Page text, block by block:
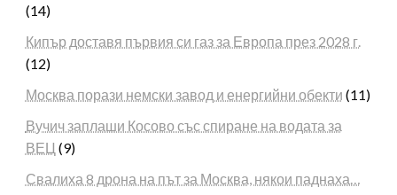
(14)
Кипър доставя първия си газ за Европа през 2028 г.
(12)
Москва порази немски завод и енергийни обекти (11)
Вучич заплаши Косово със спиране на водата за
ВЕЦ (9)
Свалиха 8 дрона на път за Москва, някои паднаха…